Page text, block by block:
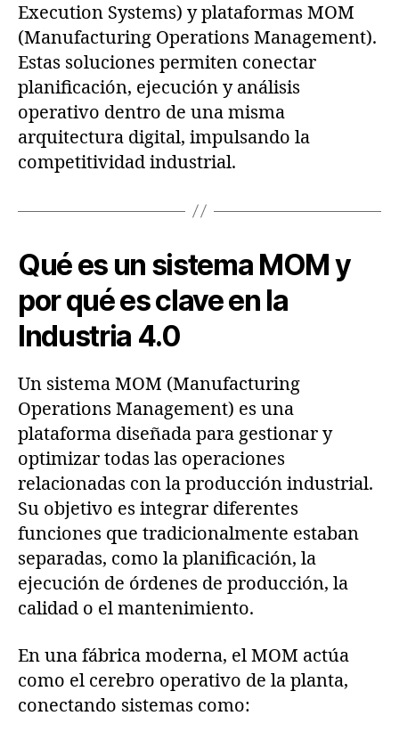
Execution Systems) y plataformas MOM
(Manufacturing Operations Management).
Estas soluciones permiten conectar
planificación, ejecución y análisis
operativo dentro de una misma
arquitectura digital, impulsando la
competitividad industrial.
Qué es un sistema MOM y
por qué es clave en la
Industria 4.0
Un sistema MOM (Manufacturing
Operations Management) es una
plataforma diseñada para gestionar y
optimizar todas las operaciones
relacionadas con la producción industrial.
Su objetivo es integrar diferentes
funciones que tradicionalmente estaban
separadas, como la planificación, la
ejecución de órdenes de producción, la
calidad o el mantenimiento.
En una fábrica moderna, el MOM actúa
como el cerebro operativo de la planta,
conectando sistemas como: